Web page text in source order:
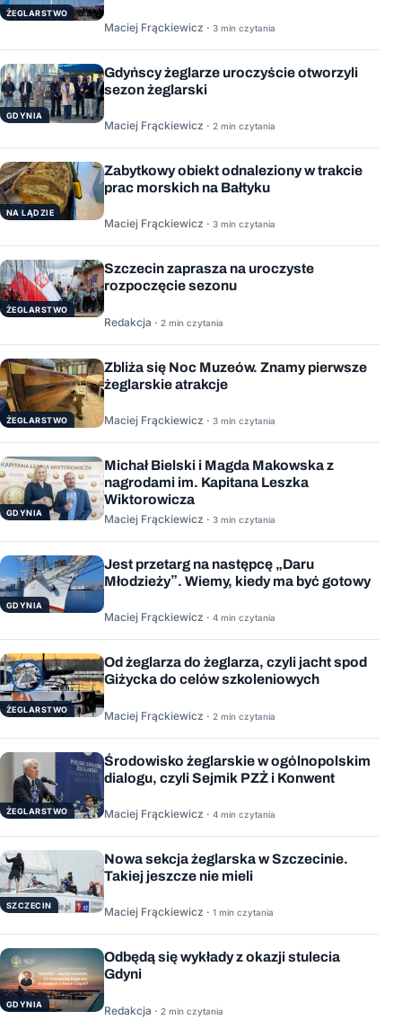
ŻEGLARSTWO
Maciej Frąckiewicz · 3 min czytania
GDYNIA
Gdyńscy żeglarze uroczyście otworzyli
sezon żeglarski
Maciej Frąckiewicz · 2 min czytania
NA LĄDZIE
Zabytkowy obiekt odnaleziony w trakcie
prac morskich na Bałtyku
Maciej Frąckiewicz · 3 min czytania
ŻEGLARSTWO
Szczecin zaprasza na uroczyste
rozpoczęcie sezonu
Redakcja · 2 min czytania
ŻEGLARSTWO
Zbliża się Noc Muzeów. Znamy pierwsze
żeglarskie atrakcje
Maciej Frąckiewicz · 3 min czytania
GDYNIA
Michał Bielski i Magda Makowska z
nagrodami im. Kapitana Leszka
Wiktorowicza
Maciej Frąckiewicz · 3 min czytania
GDYNIA
Jest przetarg na następcę „Daru
Młodzieży”. Wiemy, kiedy ma być gotowy
Maciej Frąckiewicz · 4 min czytania
ŻEGLARSTWO
Od żeglarza do żeglarza, czyli jacht spod
Giżycka do celów szkoleniowych
Maciej Frąckiewicz · 2 min czytania
ŻEGLARSTWO
Środowisko żeglarskie w ogólnopolskim
dialogu, czyli Sejmik PZŻ i Konwent
Maciej Frąckiewicz · 4 min czytania
SZCZECIN
Nowa sekcja żeglarska w Szczecinie.
Takiej jeszcze nie mieli
Maciej Frąckiewicz · 1 min czytania
GDYNIA
Odbędą się wykłady z okazji stulecia
Gdyni
Redakcja · 2 min czytania